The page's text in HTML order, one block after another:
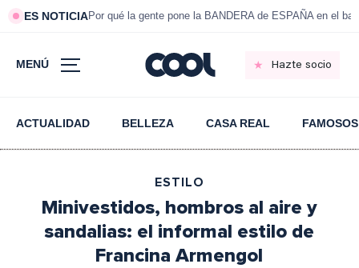
ES NOTICIAPor qué la gente pone la BANDERA de ESPAÑA en el
MENÚ Hazte socio
ACTUALIDAD BELLEZA CASA REAL FAMOSOS
ESTILO
Minivestidos, hombros al aire y
sandalias: el informal estilo de
Francina Armengol